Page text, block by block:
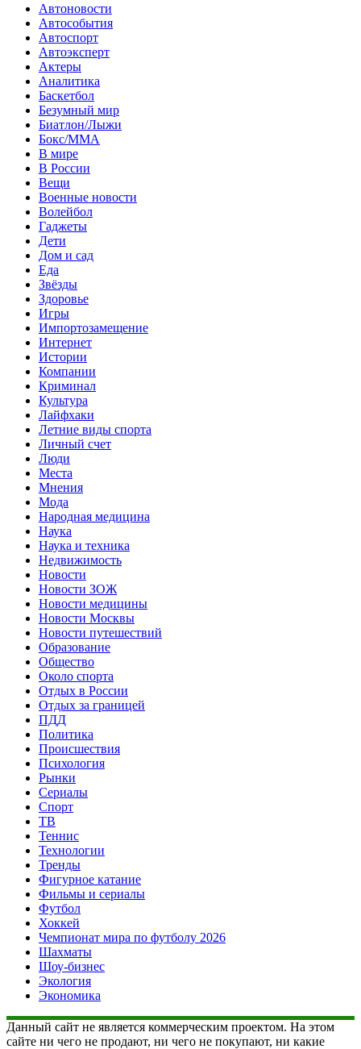
Автоновости
Автособытия
Автоспорт
Автоэксперт
Актеры
Аналитика
Баскетбол
Безумный мир
Биатлон/Лыжи
Бокс/MMA
В мире
В России
Вещи
Военные новости
Волейбол
Гаджеты
Дети
Дом и сад
Еда
Звёзды
Здоровье
Игры
Импортозамещение
Интернет
Истории
Компании
Криминал
Культура
Лайфхаки
Летние виды спорта
Личный счет
Люди
Места
Мнения
Мода
Народная медицина
Наука
Наука и техника
Недвижимость
Новости
Новости ЗОЖ
Новости медицины
Новости Москвы
Новости путешествий
Образование
Общество
Около спорта
Отдых в России
Отдых за границей
ПДД
Политика
Происшествия
Психология
Рынки
Сериалы
Спорт
ТВ
Теннис
Технологии
Тренды
Фигурное катание
Фильмы и сериалы
Футбол
Хоккей
Чемпионат мира по футболу 2026
Шахматы
Шоу-бизнес
Экология
Экономика
Данный сайт не является коммерческим проектом. На этом
сайте ни чего не продают, ни чего не покупают, ни какие